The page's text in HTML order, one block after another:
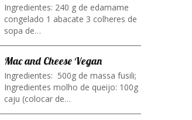
Ingredientes: 240 g de edamame
congelado 1 abacate 3 colheres de
sopa de…
Mac and Cheese Vegan
Ingredientes: 500g de massa fusili;
Ingredientes molho de queijo: 100g
caju (colocar de…